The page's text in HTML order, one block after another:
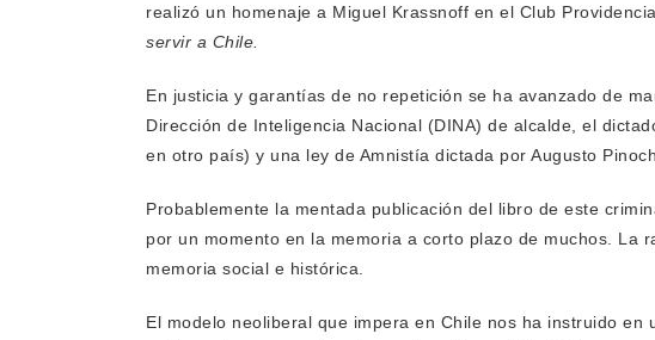
realizó un homenaje a Miguel Krassnoff en el Club
servir a Chile.
En justicia y garantías de no repetición se ha avanzado de
Dirección de Inteligencia Nacional (DINA) de alcalde, el
en otro país) y una ley de Amnistía dictada por Augusto
Probablemente la mentada publicación del libro de este
por un momento en la memoria a corto plazo de muchos. La
memoria social e histórica.
El modelo neoliberal que impera en Chile nos ha instruido